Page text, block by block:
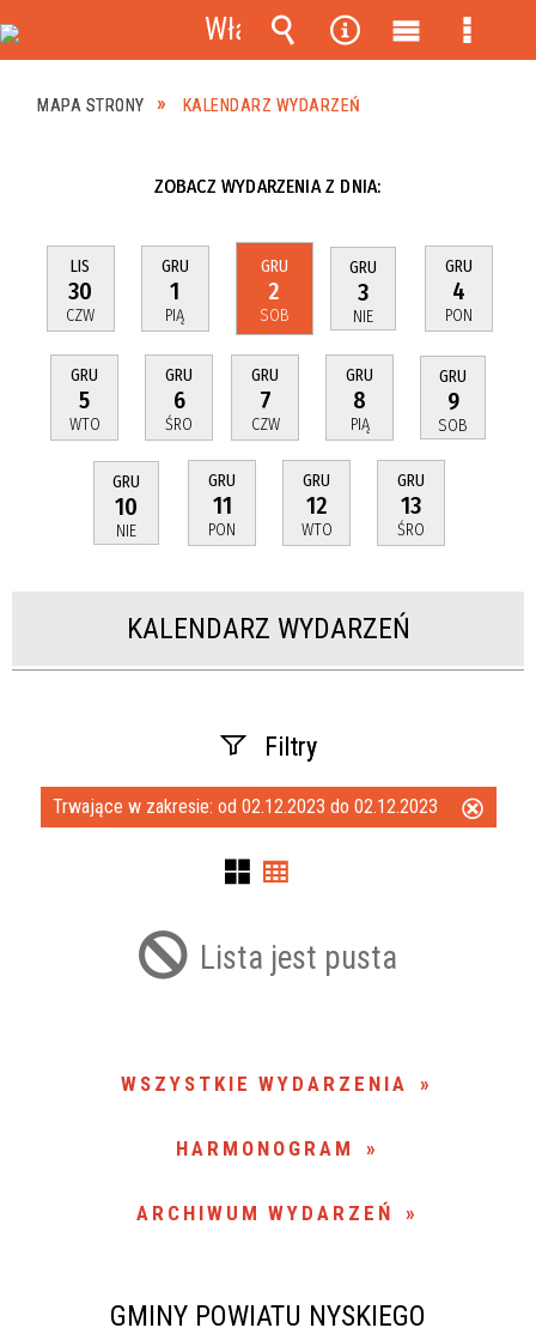
MAPA STRONY KALENDARZ WYDARZEŃ
ZOBACZ WYDARZENIA Z DNIA:
LIS
30
CZW
GRU
1
PIĄ
GRU
2
SOB
GRU
3
NIE
GRU
4
PON
GRU
5
WTO
GRU
6
ŚRO
GRU
7
CZW
GRU
8
PIĄ
GRU
9
SOB
GRU
10
NIE
GRU
11
PON
GRU
12
WTO
GRU
13
ŚRO
KALENDARZ WYDARZEŃ
Filtry
Szukana fraza
Trwające w zakresie: od 02.12.2023 do 02.12.2023
Lista jest pusta
WSZYSTKIE WYDARZENIA
HARMONOGRAM
ARCHIWUM WYDARZEŃ
GMINY POWIATU NYSKIEGO
Włącz
powiadomienia
Wyszukiwarka
Narzędzia
MenuMenu